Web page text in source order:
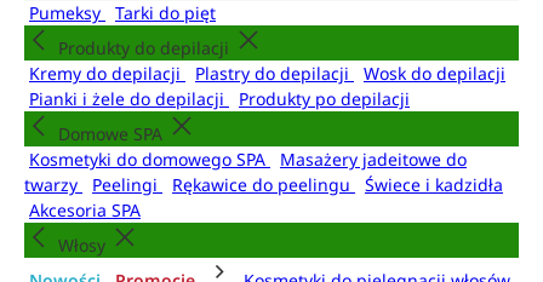
Pumeksy
Tarki do pięt
Produkty do depilacji
Kremy do depilacji
Plastry do depilacji
Wosk do depilacji
Pianki i żele do depilacji
Produkty po depilacji
Domowe SPA
Kosmetyki do domowego SPA
Masażery jadeitowe do
twarzy
Peelingi Rękawice do peelingu
Świece i kadzidła
Akcesoria SPA
Włosy